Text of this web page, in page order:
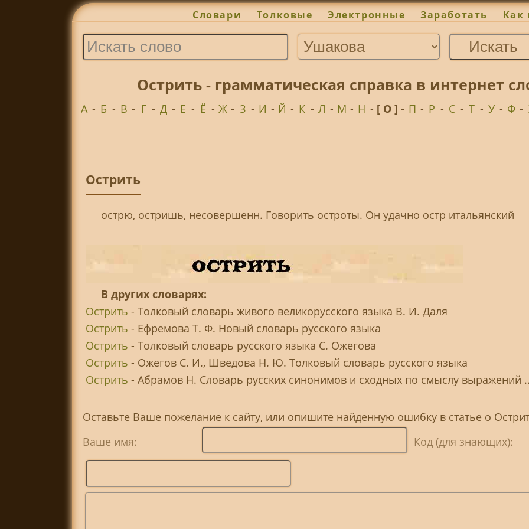
Словари Толковые Электронные Заработать Как
Острить - грамматическая справка в интернет
А - Б - В - Г - Д - Е - Ё - Ж - З - И - Й - К - Л - М - Н - [ О ] - П - Р - С - Т - У - Ф -
Острить
острю, остришь, несовершенн. Говорить остроты. Он удачно остр итальянский
В других словарях:
Острить - Толковый словарь живого великорусского языка В. И. Даля
Острить - Ефремова Т. Ф. Новый словарь русского языка
Острить - Толковый словарь русского языка С. Ожегова
Острить - Ожегов С. И., Шведова Н. Ю. Толковый словарь русского языка
Острить - Абрамов Н. Словарь русских синонимов и сходных по смыслу выражений
Оставьте Ваше пожелание к сайту, или опишите найденную ошибку в статье о
Ваше имя:
Код (для знающих):